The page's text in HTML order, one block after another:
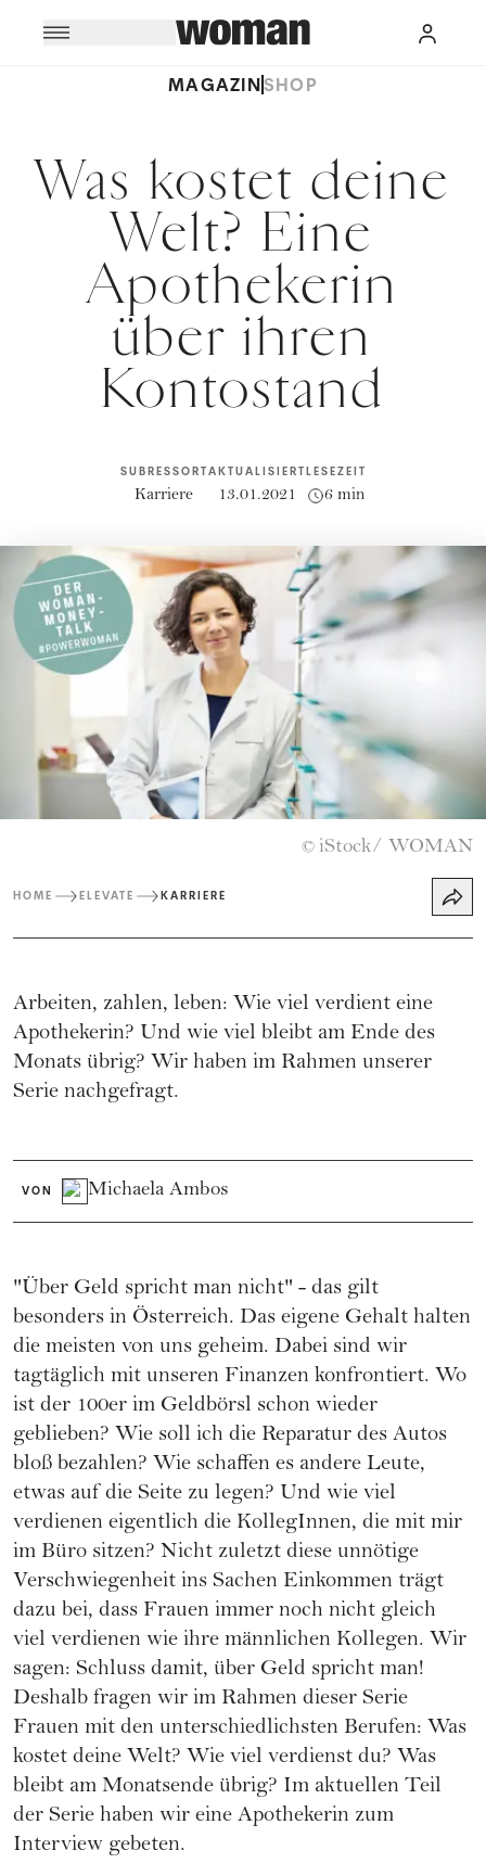
MAGAZINSHOP
Was kostet deine
Welt? Eine
Apothekerin
über ihren
Kontostand
SUBRESSORT
Karriere
AKTUALISIERT
13.01.2021
LESEZEIT
6 min
© iStock/ WOMAN
HOME ELEVATE KARRIERE
Arbeiten, zahlen, leben: Wie viel verdient eine
Apothekerin? Und wie viel bleibt am Ende des
Monats übrig? Wir haben im Rahmen unserer
Serie nachgefragt.
VON Michaela Ambos
"Über Geld spricht man nicht" - das gilt
besonders in Österreich. Das eigene Gehalt halten
die meisten von uns geheim. Dabei sind wir
tagtäglich mit unseren Finanzen konfrontiert. Wo
ist der 100er im Geldbörsl schon wieder
geblieben? Wie soll ich die Reparatur des Autos
bloß bezahlen? Wie schaffen es andere Leute,
etwas auf die Seite zu legen? Und wie viel
verdienen eigentlich die KollegInnen, die mit mir
im Büro sitzen? Nicht zuletzt diese unnötige
Verschwiegenheit ins Sachen Einkommen trägt
dazu bei, dass Frauen immer noch nicht gleich
viel verdienen wie ihre männlichen Kollegen. Wir
sagen: Schluss damit, über Geld spricht man!
Deshalb fragen wir im Rahmen dieser Serie
Frauen mit den unterschiedlichsten Berufen: Was
kostet deine Welt? Wie viel verdienst du? Was
bleibt am Monatsende übrig? Im aktuellen Teil
der Serie haben wir eine Apothekerin zum
Interview gebeten.